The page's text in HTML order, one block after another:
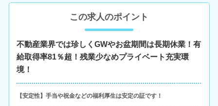
この求人のポイント
不動産業界では珍しくGWやお盆期間は長期休業！有
給取得率81％超！残業少なめプライベート充実環
境！
【安定性】手当や祝金などの福利厚生は安定の証です！